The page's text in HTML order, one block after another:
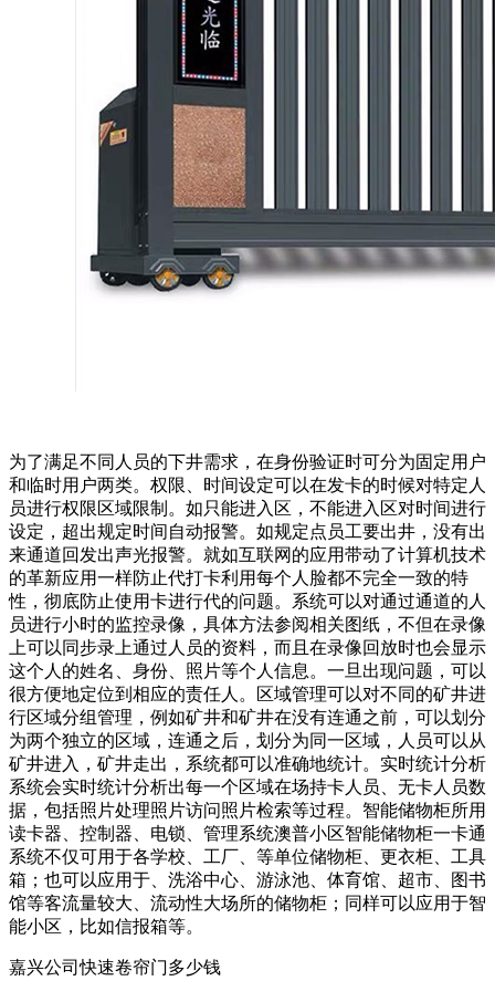
为了满足不同人员的下井需求，在身份验证时可分为固定用户
和临时用户两类。权限、时间设定可以在发卡的时候对特定人
员进行权限区域限制。如只能进入区，不能进入区对时间进行
设定，超出规定时间自动报警。如规定点员工要出井，没有出
来通道回发出声光报警。就如互联网的应用带动了计算机技术
的革新应用一样防止代打卡利用每个人脸都不完全一致的特
性，彻底防止使用卡进行代的问题。系统可以对通过通道的人
员进行小时的监控录像，具体方法参阅相关图纸，不但在录像
上可以同步录上通过人员的资料，而且在录像回放时也会显示
这个人的姓名、身份、照片等个人信息。一旦出现问题，可以
很方便地定位到相应的责任人。区域管理可以对不同的矿井进
行区域分组管理，例如矿井和矿井在没有连通之前，可以划分
为两个独立的区域，连通之后，划分为同一区域，人员可以从
矿井进入，矿井走出，系统都可以准确地统计。实时统计分析
系统会实时统计分析出每一个区域在场持卡人员、无卡人员数
据，包括照片处理照片访问照片检索等过程。智能储物柜所用
读卡器、控制器、电锁、管理系统澳普小区智能储物柜一卡通
系统不仅可用于各学校、工厂、等单位储物柜、更衣柜、工具
箱；也可以应用于、洗浴中心、游泳池、体育馆、超市、图书
馆等客流量较大、流动性大场所的储物柜；同样可以应用于智
能小区，比如信报箱等。
嘉兴公司快速卷帘门多少钱